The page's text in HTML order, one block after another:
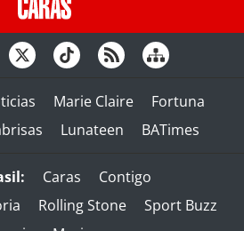
Marie Claire
Fortuna
Lunateen BATimes
Caras
Contigo
Rolling Stone
Sport Buzz